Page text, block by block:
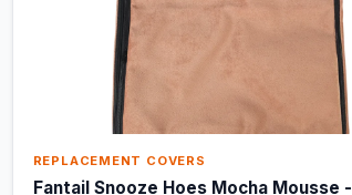
REPLACEMENT COVERS
Fantail Snooze Hoes Mocha Mousse -